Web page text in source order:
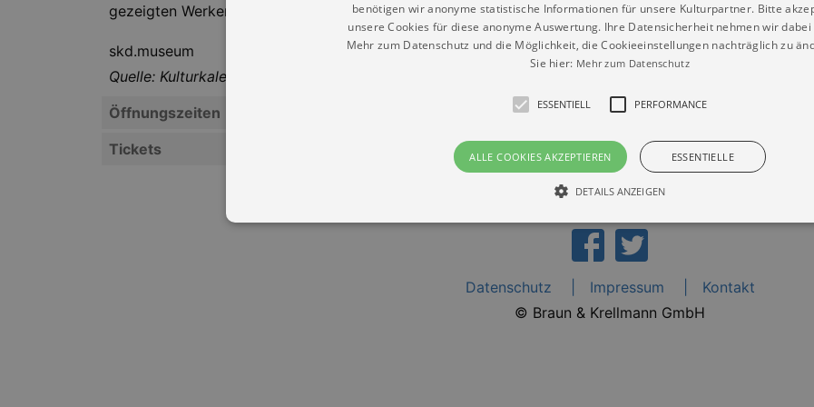
gezeigten Werken geht es nicht um ein künstlerisches Schaffen ganz ohne Gegenstandsbezug.
skd.museum
Quelle: Kulturkalender Dresden
Öffnungszeiten
Tickets
Datenschutz Impressum
Kontakt
© Braun & Krellmann GmbH
benötigen wir anonyme statistische Informationen für unsere Kulturpartner. Bitte
unsere Cookies für diese anonyme Auswertung. Ihre Datensicherheit nehmen wir
Mehr zum Datenschutz und die Möglichkeit, die Cookieeinstellungen nachträglich zu
Sie hier: Mehr zum Datenschutz
ESSENTIELL PERFORMANCE
ALLE COOKIES AKZEPTIEREN ESSENTIELLE
DETAILS ANZEIGEN
Essentiell Performance
Essentielle Cookies werden für die grundlegenden Funktionen unserer Webseite gebraucht. Zum Beispiel für das Login